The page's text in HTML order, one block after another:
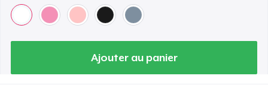
Ajouter au panier